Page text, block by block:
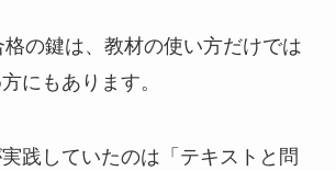
格の鍵は、教材の使い方だけでは
にもあります。
践していたのは「テキストと問